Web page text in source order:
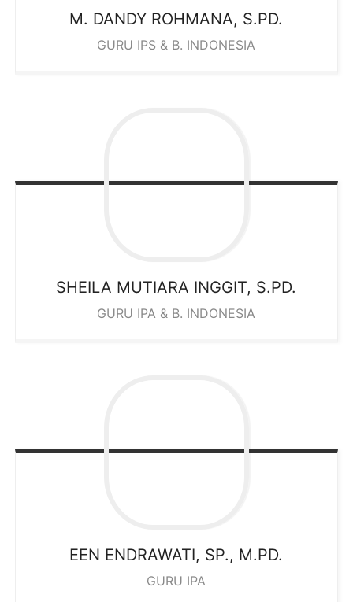
M. DANDY ROHMANA, S.PD.
GURU IPS & B. INDONESIA
SHEILA MUTIARA INGGIT, S.PD.
GURU IPA & B. INDONESIA
EEN ENDRAWATI, SP., M.PD.
GURU IPA